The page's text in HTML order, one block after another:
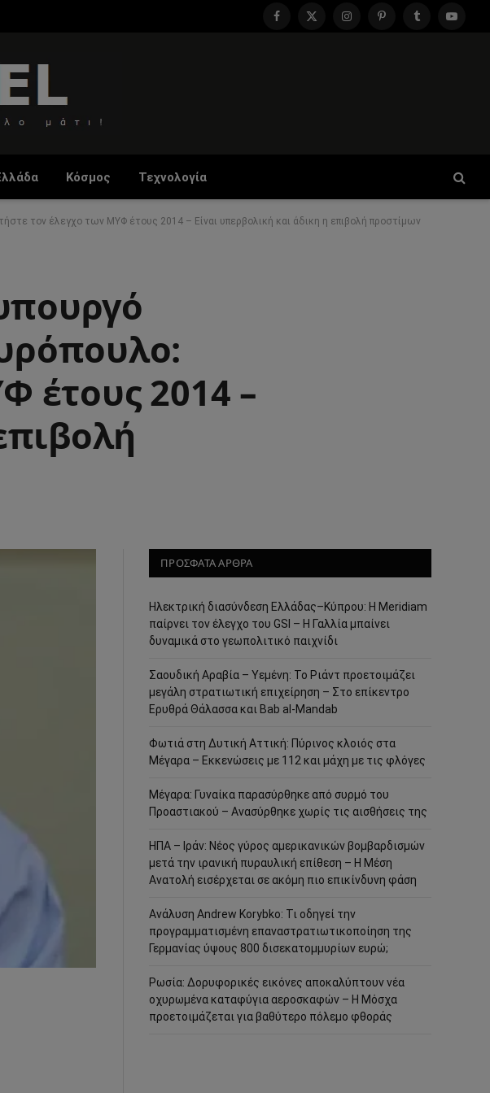
Facebook
X
InstagramPinterestTumblr
Κόσμος Τεχνολογία
τον έλεγχο των ΜΥΦ έτους 2014 – Είναι υπερβολική και άδικη η επιβολή προστίμων
έτους 2014 –
ΠΡΟΣΦΑΤΑ ΑΡΘΡΑ
Ηλεκτρική διασύνδεση Ελλάδας–Κύπρου: Η Meridiam
παίρνει τον έλεγχο του GSI – Η Γαλλία μπαίνει
δυναμικά στο γεωπολιτικό παιχνίδι
Σαουδική Αραβία – Υεμένη: Το Ριάντ προετοιμάζει
μεγάλη στρατιωτική επιχείρηση – Στο επίκεντρο
Ερυθρά Θάλασσα και Bab al-Mandab
Φωτιά στη Δυτική Αττική: Πύρινος κλοιός στα
Μέγαρα – Εκκενώσεις με 112 και μάχη με τις φλόγες
Μέγαρα: Γυναίκα παρασύρθηκε από συρμό του
Προαστιακού – Ανασύρθηκε χωρίς τις αισθήσεις της
ΗΠΑ – Ιράν: Νέος γύρος αμερικανικών βομβαρδισμών
μετά την ιρανική πυραυλική επίθεση – Η Μέση
Ανατολή εισέρχεται σε ακόμη πιο επικίνδυνη φάση
Ανάλυση Andrew Korybko: Τι οδηγεί την
προγραμματισμένη επαναστρατιωτικοποίηση της
Γερμανίας ύψους 800 δισεκατομμυρίων ευρώ;
Ρωσία: Δορυφορικές εικόνες αποκαλύπτουν νέα
οχυρωμένα καταφύγια αεροσκαφών – Η Μόσχα
προετοιμάζεται για βαθύτερο πόλεμο φθοράς